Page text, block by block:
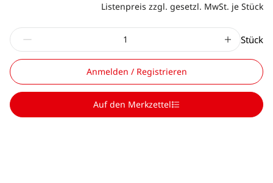
Listenpreis zzgl. gesetzl. MwSt. je Stück
Stück
Anmelden / Registrieren
Auf den Merkzettel